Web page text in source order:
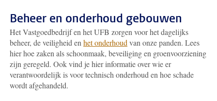
Beheer en onderhoud gebouwen
Het Vastgoedbedrijf en het UFB zorgen voor het dagelijks
beheer, de veiligheid en het onderhoud van onze panden. Lees
hier hoe zaken als schoonmaak, beveiliging en groenvoorziening
zijn geregeld. Ook vind je hier informatie over wie er
verantwoordelijk is voor technisch onderhoud en hoe schade
wordt afgehandeld.